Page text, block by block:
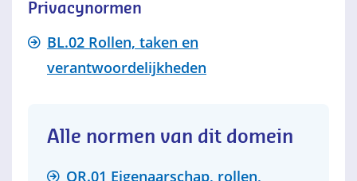
Privacynormen
BL.02 Rollen, taken en
verantwoordelijkheden
Alle normen van dit domein
OR.01 Eigenaarschap, rollen,